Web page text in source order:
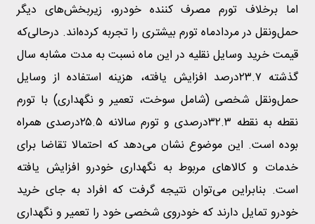
اما برخلاف تورم مصرف کننده خودرو، زیربخش‌های دیگر
حمل‌ونقل در مردادماه تورم بیشتری را تجربه کرده‌اند. درحالی‌که
قیمت خرید وسایل نقلیه در این ماه نسبت به مدت مشابه سال
گذشته ۲۳.۷‌درصد افزایش یافته، هزینه استفاده از وسایل
حمل‌‌‌‌ونقل شخصی (شامل سوخت، تعمیر و نگهداری) با تورم
نقطه به نقطه ۳۲.۳درصدی و تورم سالانه ۲۵.۵درصدی همراه
بوده است. این موضوع نشان می‌دهد که احتمالا تقاضا برای
خدمات و کالاهای مربوط به نگهداری خودرو افزایش یافته
است. بنابراین می‌توان نتیجه گرفت که افراد به جای خرید
خودرو تمایل دارند که خودروی شخصی خود را تعمیر و نگهداری